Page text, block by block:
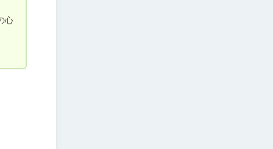
心